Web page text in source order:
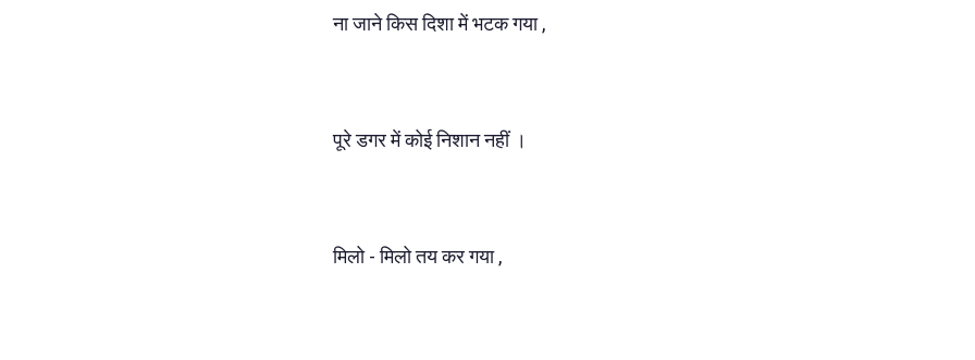
ना जाने किस दिशा में भटक गया ,
पूरे डगर में कोई निशान नहीं ।
मिलो - मिलो तय कर गया ,